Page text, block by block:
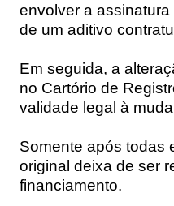
envolver a
de um aditivo
Em seguida, a
no Cartório de
validade legal à
Somente após todas
original deixa de ser
financiamento.